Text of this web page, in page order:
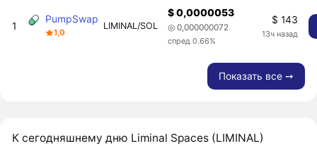
1
PumpSwap
1,0
LIMINAL/SOL
$ 0,0000053
◎ 0,000000072
спред 0.66%
$ 143
13ч назад
Показать все ➙
К сегодняшнему дню Liminal Spaces (LIMINAL)